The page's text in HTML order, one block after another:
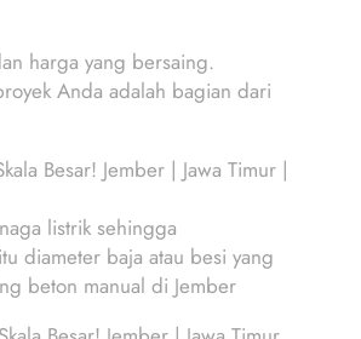
harga yang bersaing.
Anda adalah bagian dari
Besar! Jember | Jawa Timur |
listrik sehingga
diameter baja atau besi yang
beton manual di Jember